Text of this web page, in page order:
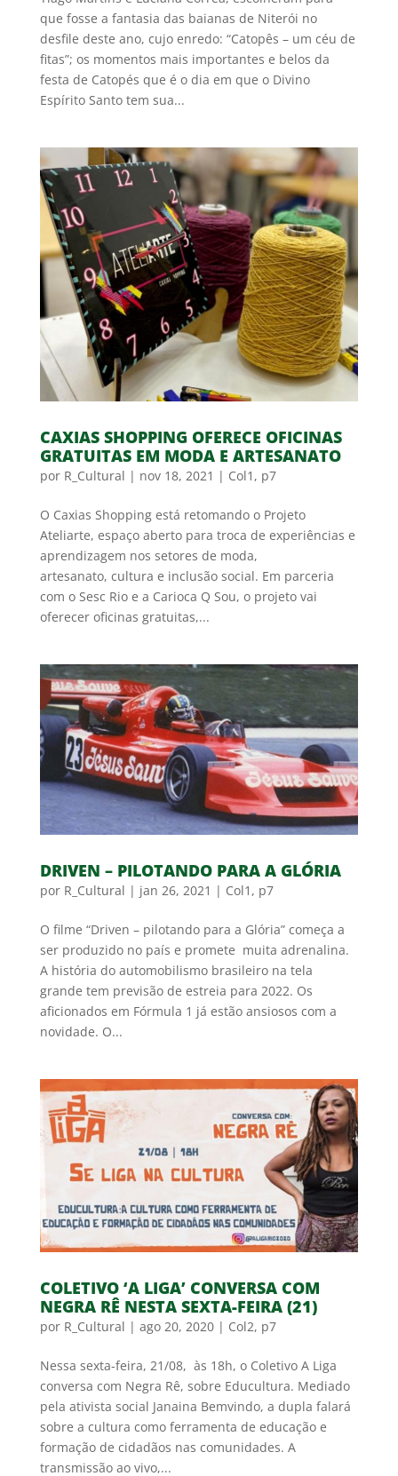
que fosse a fantasia das baianas de Niterói no
desfile deste ano, cujo enredo: “Catopês – um céu de
fitas”; os momentos mais importantes e belos da
festa de Catopés que é o dia em que o Divino
Espírito Santo tem sua...
CAXIAS SHOPPING OFERECE OFICINAS
GRATUITAS EM MODA E ARTESANATO
por R_Cultural | nov 18, 2021 | Col1 , p7
O Caxias Shopping está retomando o Projeto
Ateliarte, espaço aberto para troca de experiências e
aprendizagem nos setores de moda,
artesanato, cultura e inclusão social. Em parceria
com o Sesc Rio e a Carioca Q Sou, o projeto vai
oferecer oficinas gratuitas,...
DRIVEN – PILOTANDO PARA A GLÓRIA
por R_Cultural | jan 26, 2021 | Col1 , p7
O filme “Driven – pilotando para a Glória” começa a
ser produzido no país e promete muita adrenalina.
A história do automobilismo brasileiro na tela
grande tem previsão de estreia para 2022. Os
aficionados em Fórmula 1 já estão ansiosos com a
novidade. O...
COLETIVO ‘A LIGA’ CONVERSA COM
NEGRA RÊ NESTA SEXTA-FEIRA (21)
por R_Cultural | ago 20, 2020| Col2, p7
Nessa sexta-feira, 21/08, às 18h, o Coletivo A Liga
conversa com Negra Rê, sobre Educultura. Mediado
pela ativista social Janaina Bemvindo, a dupla falará
sobre a cultura como ferramenta de educação e
formação de cidadãos nas comunidades. A
transmissão ao vivo,...